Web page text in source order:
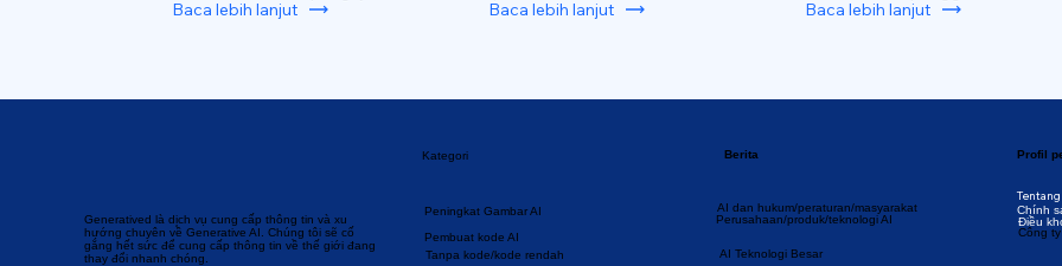
Baca lebih lanjut
Baca lebih lanjut
Baca lebih lanjut
Kategori
Peningkat Gambar AI
Pembuat kode AI
Tanpa kode/kode rendah
Berita
AI dan hukum/peraturan/masyarakat
Perusahaan/produk/teknologi AI
AI Teknologi Besar
Profil
Chính
Điều
Công
Generatived là dịch vụ cung cấp thông tin và xu
hướng chuyên về Generative AI. Chúng tôi sẽ cố
gắng hết sức để cung cấp thông tin về thế giới đang
thay đổi nhanh chóng.